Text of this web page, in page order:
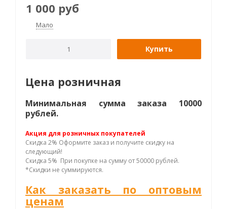
1 000 руб
Мало
Купить
Цена розничная
Минимальная сумма заказа 10000
рублей.
Акция для розничных покупателей
Скидка 2% Оформите заказ и получите скидку на
следующий!
Скидка 5% При покупке на сумму от 50000 рублей.
*Скидки не суммируются.
Как заказать по оптовым
ценам